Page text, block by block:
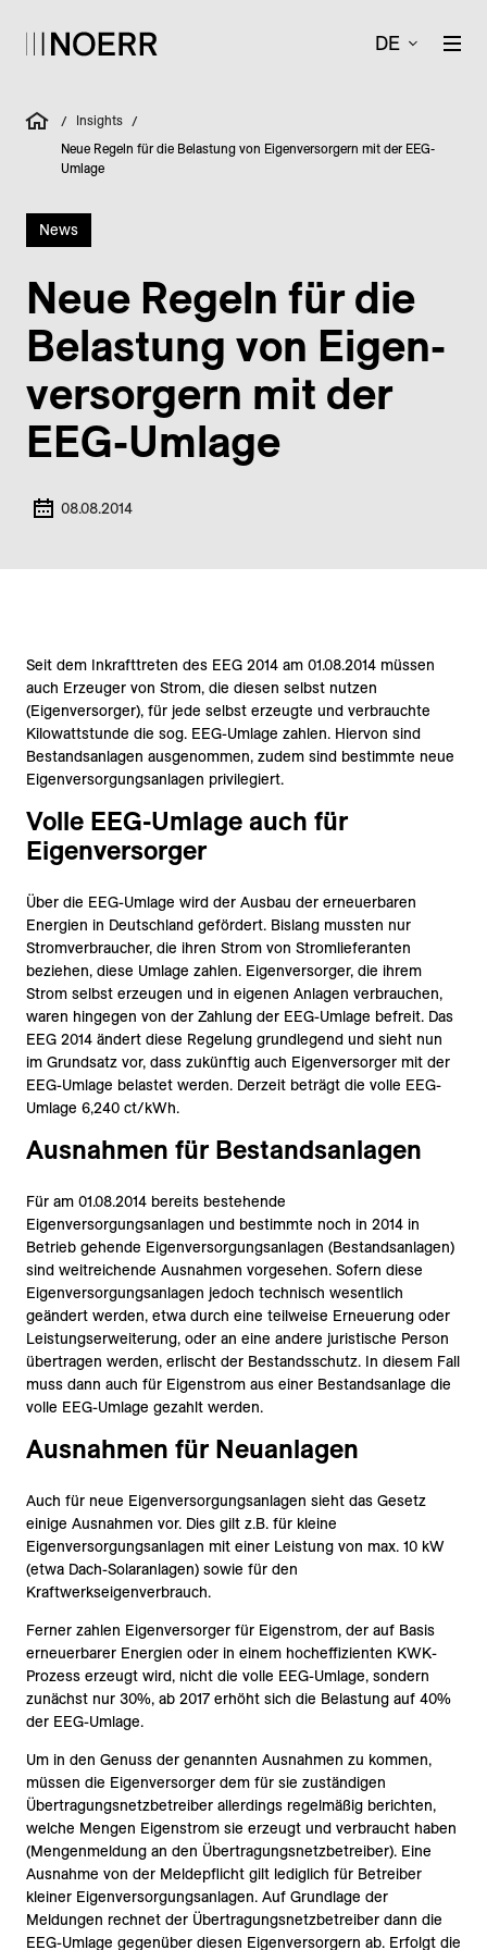
DE
/ Insights /
Neue Regeln für die Belastung von Eigenversorgern mit der EEG-
Umlage
News
Neue Regeln für die
Belastung von Eigen­
versorgern mit der
EEG-Umlage
08.08.2014
Seit dem Inkrafttreten des EEG 2014 am 01.08.2014 müssen
auch Erzeuger von Strom, die diesen selbst nutzen
(Eigenversorger), für jede selbst erzeugte und verbrauchte
Kilowattstunde die sog. EEG-Umlage zahlen. Hiervon sind
Bestandsanlagen ausgenommen, zudem sind bestimmte neue
Eigenversorgungsanlagen privilegiert.
Volle EEG-Umlage auch für
Eigenversorger
Über die EEG-Umlage wird der Ausbau der erneuerbaren
Energien in Deutschland gefördert. Bislang mussten nur
Stromverbraucher, die ihren Strom von Stromlieferanten
beziehen, diese Umlage zahlen. Eigenversorger, die ihrem
Strom selbst erzeugen und in eigenen Anlagen verbrauchen,
waren hingegen von der Zahlung der EEG-Umlage befreit. Das
EEG 2014 ändert diese Regelung grundlegend und sieht nun
im Grundsatz vor, dass zukünftig auch Eigenversorger mit der
EEG-Umlage belastet werden. Derzeit beträgt die volle EEG-
Umlage 6,240 ct/kWh.
Ausnahmen für Bestandsanlagen
Für am 01.08.2014 bereits bestehende
Eigenversorgungsanlagen und bestimmte noch in 2014 in
Betrieb gehende Eigenversorgungsanlagen (Bestandsanlagen)
sind weitreichende Ausnahmen vorgesehen. Sofern diese
Eigenversorgungsanlagen jedoch technisch wesentlich
geändert werden, etwa durch eine teilweise Erneuerung oder
Leistungserweiterung, oder an eine andere juristische Person
übertragen werden, erlischt der Bestandsschutz. In diesem Fall
muss dann auch für Eigenstrom aus einer Bestandsanlage die
volle EEG-Umlage gezahlt werden.
Ausnahmen für Neuanlagen
Auch für neue Eigenversorgungsanlagen sieht das Gesetz
einige Ausnahmen vor. Dies gilt z.B. für kleine
Eigenversorgungsanlagen mit einer Leistung von max. 10 kW
(etwa Dach-Solaranlagen) sowie für den
Kraftwerkseigenverbrauch.
Ferner zahlen Eigenversorger für Eigenstrom, der auf Basis
erneuerbarer Energien oder in einem hocheffizienten KWK-
Prozess erzeugt wird, nicht die volle EEG-Umlage, sondern
zunächst nur 30%, ab 2017 erhöht sich die Belastung auf 40%
der EEG-Umlage.
Um in den Genuss der genannten Ausnahmen zu kommen,
müssen die Eigenversorger dem für sie zuständigen
Übertragungsnetzbetreiber allerdings regelmäßig berichten,
welche Mengen Eigenstrom sie erzeugt und verbraucht haben
(Mengenmeldung an den Übertragungsnetzbetreiber). Eine
Ausnahme von der Meldepflicht gilt lediglich für Betreiber
kleiner Eigenversorgungsanlagen. Auf Grundlage der
Meldungen rechnet der Übertragungsnetzbetreiber dann die
EEG-Umlage gegenüber diesen Eigenversorgern ab. Erfolgt die